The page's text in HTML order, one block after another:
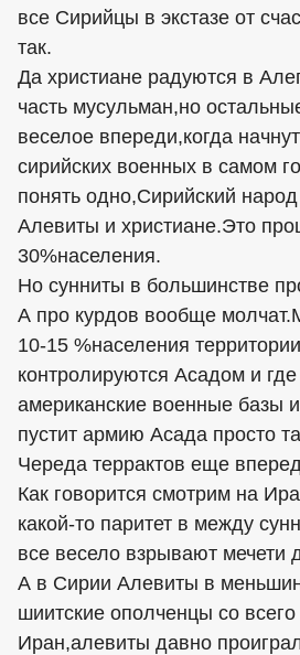
все Сирийцы в экстазе от
так.
Да христиане радуются в
часть мусульман,но
веселое впереди,когда
сирийских военных в самом
понять одно,Сирийский
Алевиты и христиане.Это
30%населения.
Но сунниты в большинстве
А про курдов вообще
10-15 %населения
контролируются Асадом и где
американские военные базы
пустит армию Асада просто
Череда террактов еще
Как говорится смотрим на
какой-то паритет в между
все весело взрывают мечети
А в Сирии Алевиты в
шиитские ополченцы со
Иран,алевиты давно